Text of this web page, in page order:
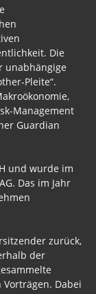
Die
unabhängige
Pleite“.
Management
Guardian
und wurde im
Das im Jahr
zurück,
der
Dabei